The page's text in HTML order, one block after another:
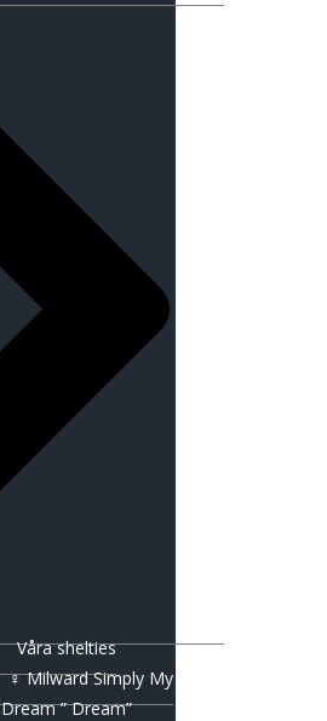
Våra shelties
♀ Milward Simply My
Dream ” Dream”